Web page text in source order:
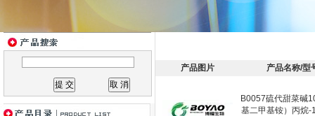
产品图片 产品名称/型
B0057硫代甜菜碱
基二甲基铵）丙烷-